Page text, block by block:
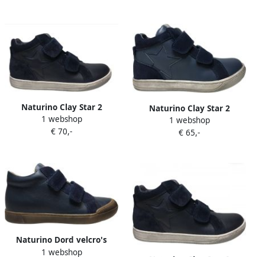
Naturino Clay Star 2
velcro's ster lederen hoge
sneakers navy
1 webshop
€ 70,-
Naturino Clay Star 2
velcro's ster lederen hoge
sneakers blauw
1 webshop
€ 65,-
Naturino Dord velcro's
bumper lederen effen hoge
1 webshop